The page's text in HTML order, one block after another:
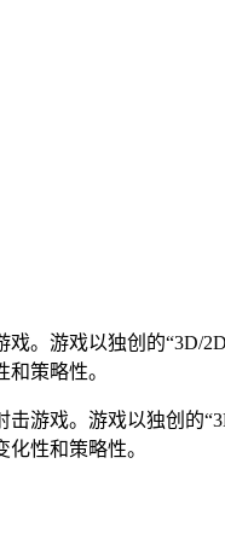
。游戏以独创的“3D/
策略性。
游戏。游戏以独创
性和策略性。